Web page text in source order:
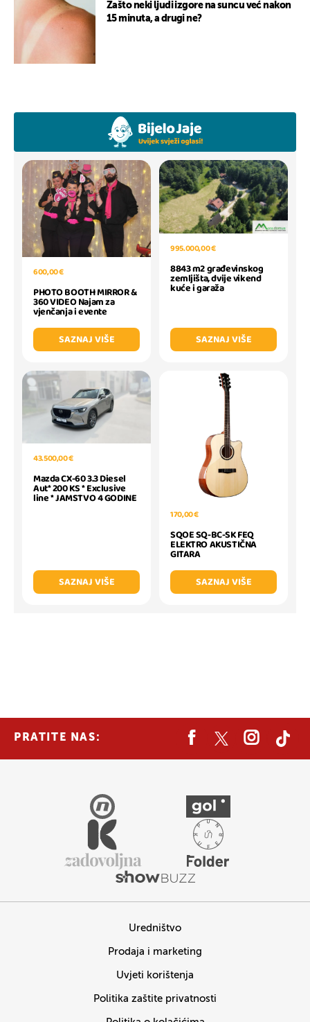
Zašto neki ljudi izgore na suncu već nakon
15 minuta, a drugi ne?
600,00 €
PHOTO BOOTH MIRROR &
360 VIDEO Najam za
vjenčanja i evente
SAZNAJ VIŠE
995.000,00 €
8843 m2 građevinskog
zemljišta, dvije vikend
kuće i garaža
SAZNAJ VIŠE
43.500,00 €
Mazda CX-60 3.3 Diesel
Aut* 200 KS * Exclusive
line * JAMSTVO 4 GODINE
SAZNAJ VIŠE
170,00 €
SQOE SQ-BC-SK FEQ
ELEKTRO AKUSTIČNA
GITARA
SAZNAJ VIŠE
PRATITE NAS:
Uredništvo
Prodaja i marketing
Uvjeti korištenja
Politika zaštite privatnosti